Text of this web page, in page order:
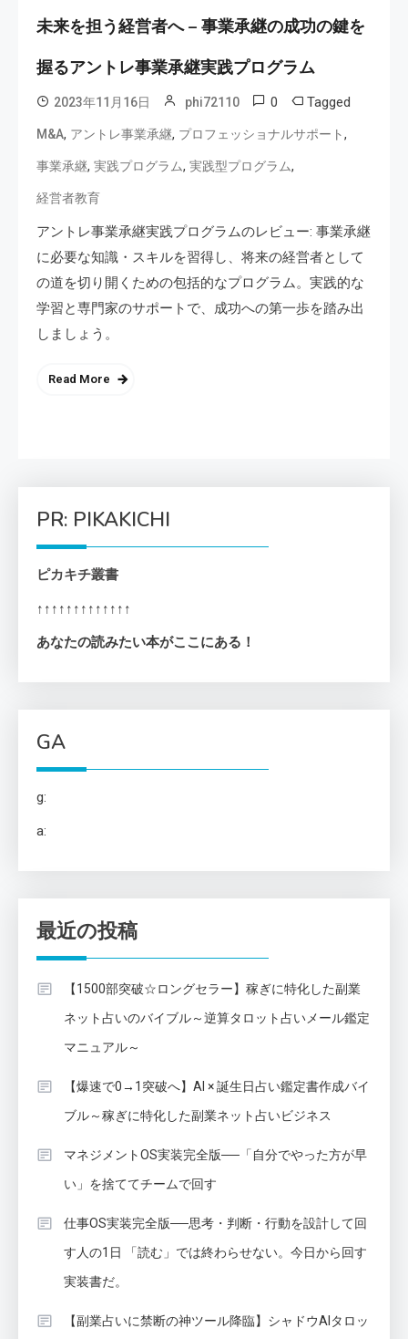
未来を担う経営者へ – 事業承継の成功の鍵を
握るアントレ事業承継実践プログラム
2023年11月16日 phi72110 0 Tagged
M&A, アントレ事業承継, プロフェッショナルサポート,
事業承継, 実践プログラム, 実践型プログラム,
経営者教育
アントレ事業承継実践プログラムのレビュー: 事業承継
に必要な知識・スキルを習得し、将来の経営者として
の道を切り開くための包括的なプログラム。実践的な
学習と専門家のサポートで、成功への第一歩を踏み出
しましょう。
Read More
PR: PIKAKICHI
ピカキチ叢書
↑↑↑↑↑↑↑↑↑↑↑↑↑
あなたの読みたい本がここにある！
GA
g:
a:
最近の投稿
【1500部突破☆ロングセラー】稼ぎに特化した副業
ネット占いのバイブル～逆算タロット占いメール鑑定
マニュアル～
【爆速で0→1突破へ】AI × 誕生日占い鑑定書作成バイ
ブル～稼ぎに特化した副業ネット占いビジネス
マネジメントOS実装完全版──「自分でやった方が早
い」を捨ててチームで回す
仕事OS実装完全版──思考・判断・行動を設計して回
す人の1日 「読む」では終わらせない。今日から回す
実装書だ。
【副業占いに禁断の神ツール降臨】シャドウAIタロッ